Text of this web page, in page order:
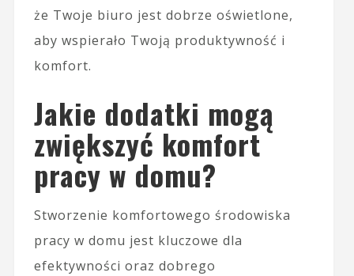
że Twoje biuro jest dobrze oświetlone,
aby wspierało Twoją produktywność i
komfort.
Jakie dodatki mogą
zwiększyć komfort
pracy w domu?
Stworzenie komfortowego środowiska
pracy w domu jest kluczowe dla
efektywności oraz dobrego